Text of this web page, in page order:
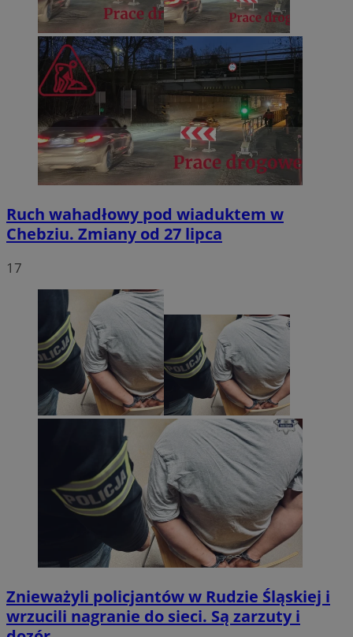
Ruch wahadłowy pod wiaduktem w
Chebziu. Zmiany od 27 lipca
17
Znieważyli policjantów w Rudzie Śląskiej i
wrzucili nagranie do sieci. Są zarzuty i